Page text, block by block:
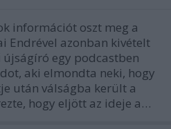
információt oszt meg a
Endrével azonban kivételt
újságíró egy podcastben
aki elmondta neki, hogy
után válságba került a
hogy eljött az ideje a…